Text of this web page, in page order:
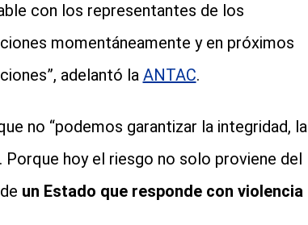
con los representantes de los
momentáneamente y en próximos
adelantó la ANTAC.
no “podemos garantizar la integridad, la
hoy el riesgo no solo proviene del
un Estado que responde con violencia